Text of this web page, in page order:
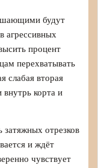
будут
агрессивных
процент
перехватывать
слабая вторая
внутрь корта и
затяжных отрезков
и ждёт
чувствует